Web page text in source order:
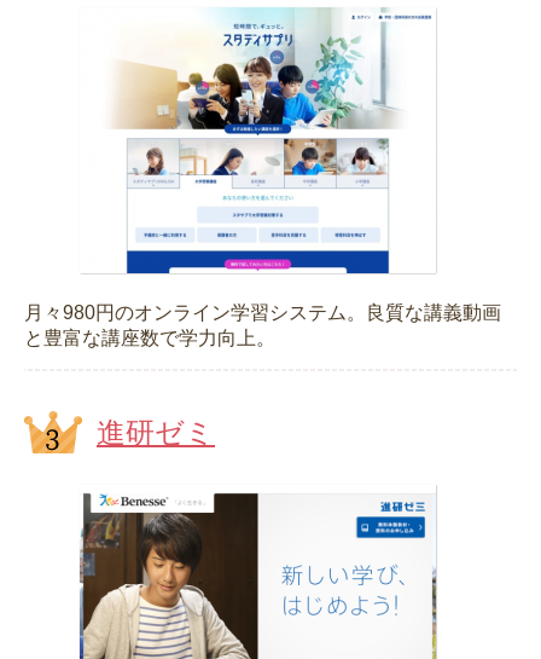
月々980円のオンライン学習システム。良質な講義動画
と豊富な講座数で学力向上。
進研ゼミ